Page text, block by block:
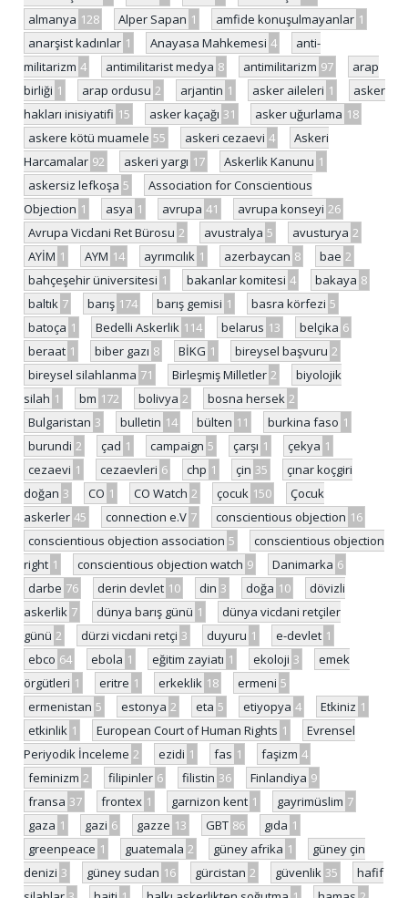
almanya 128 Alper Sapan 1 amfide konuşulmayanlar 1
anarşist kadınlar 1 Anayasa Mahkemesi 4
anti-
militarizm 4 antimilitarist medya 8 antimilitarizm 97
arap
birliği 1 arap ordusu 2 arjantin 1 asker aileleri 1
asker
hakları inisiyatifi 15 asker kaçağı 31 asker uğurlama 18
askere kötü muamele 55 askeri cezaevi 4
Askeri
Harcamalar 92 askeri yargı 17 Askerlik Kanunu 1
askersiz lefkoşa 5
Association for Conscientious
Objection 1 asya 1 avrupa 41 avrupa konseyi 26
Avrupa Vicdani Ret Bürosu 2 avustralya 5 avusturya 2
AYİM 1 AYM 14 ayrımcılık 1 azerbaycan 8 bae 2
bahçeşehir üniversitesi 1 bakanlar komitesi 4 bakaya 8
baltık 7 barış 174 barış gemisi 1 basra körfezi 5
batoça 1 Bedelli Askerlik 114 belarus 13 belçika 6
beraat 1 biber gazı 8 BİKG 1 bireysel başvuru 2
bireysel silahlanma 71 Birleşmiş Milletler 2
biyolojik
silah 1 bm 172 bolivya 2 bosna hersek 2
Bulgaristan 3 bulletin 14 bülten 11 burkina faso 1
burundi 2 çad 1 campaign 5 çarşı 1 çekya 1
cezaevi 1 cezaevleri 6 chp 1 çin 35
çınar koçgiri
doğan 3 CO 1 CO Watch 2 çocuk 150
Çocuk
askerler 45 connection e.V 7 conscientious objection 16
conscientious objection association 5
conscientious objection
right 1 conscientious objection watch 9 Danimarka 6
darbe 76 derin devlet 10 din 3 doğa 10
dövizli
askerlik 7 dünya barış günü 1
dünya vicdani retçiler
günü 2 dürzi vicdani retçi 3 duyuru 1 e-devlet 1
ebco 64 ebola 1 eğitim zayiatı 1 ekoloji 3
emek
örgütleri 1 eritre 1 erkeklik 18 ermeni 5
ermenistan 5 estonya 2 eta 5 etiyopya 4 Etkiniz 1
etkinlik 1 European Court of Human Rights 1
Evrensel
Periyodik İnceleme 2 ezidi 1 fas 1 faşizm 4
feminizm 2 filipinler 6 filistin 36 Finlandiya 9
fransa 37 frontex 1 garnizon kent 1 gayrimüslim 7
gaza 1 gazi 6 gazze 13 GBT 86 gıda 1
greenpeace 1 guatemala 2 güney afrika 1
güney çin
denizi 3 güney sudan 16 gürcistan 2 güvenlik 35
hafif